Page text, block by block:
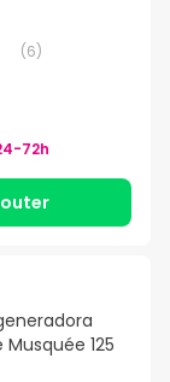
(6)
72h
125